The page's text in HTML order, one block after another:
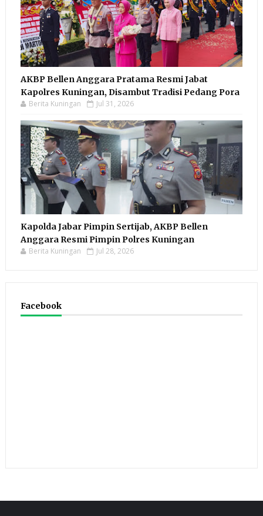
AKBP Bellen Anggara Pratama Resmi Jabat
Kapolres Kuningan, Disambut Tradisi Pedang Pora
Berita Kuningan Jul 31, 2026
Kapolda Jabar Pimpin Sertijab, AKBP Bellen
Anggara Resmi Pimpin Polres Kuningan
Berita Kuningan Jul 28, 2026
Facebook